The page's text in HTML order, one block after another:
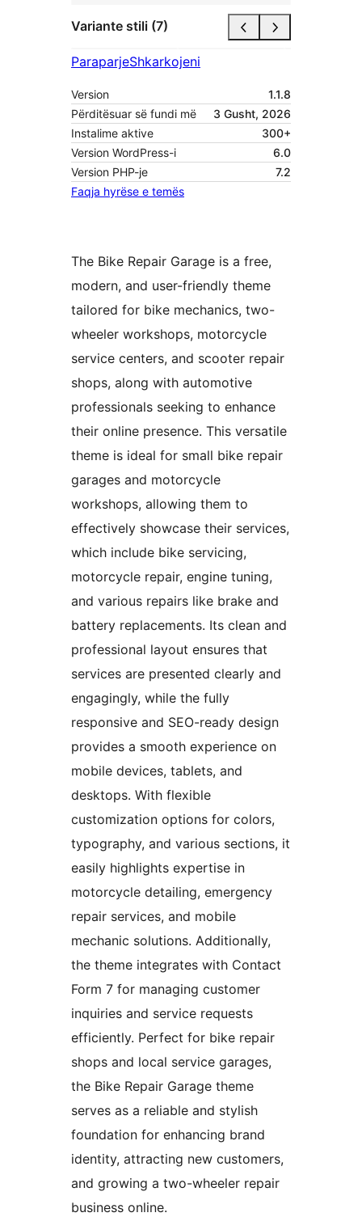
Variante stili (7)
ParaparjeShkarkojeni
Version
1.1.8
Përditësuar së fundi më
3 Gusht, 2026
Instalime aktive
300+
Version WordPress-i
6.0
Version PHP-je
7.2
Faqja hyrëse e temës
The Bike Repair Garage is a free,
modern, and user-friendly theme
tailored for bike mechanics, two-
wheeler workshops, motorcycle
service centers, and scooter repair
shops, along with automotive
professionals seeking to enhance
their online presence. This versatile
theme is ideal for small bike repair
garages and motorcycle
workshops, allowing them to
effectively showcase their services,
which include bike servicing,
motorcycle repair, engine tuning,
and various repairs like brake and
battery replacements. Its clean and
professional layout ensures that
services are presented clearly and
engagingly, while the fully
responsive and SEO-ready design
provides a smooth experience on
mobile devices, tablets, and
desktops. With flexible
customization options for colors,
typography, and various sections, it
easily highlights expertise in
motorcycle detailing, emergency
repair services, and mobile
mechanic solutions. Additionally,
the theme integrates with Contact
Form 7 for managing customer
inquiries and service requests
efficiently. Perfect for bike repair
shops and local service garages,
the Bike Repair Garage theme
serves as a reliable and stylish
foundation for enhancing brand
identity, attracting new customers,
and growing a two-wheeler repair
business online.